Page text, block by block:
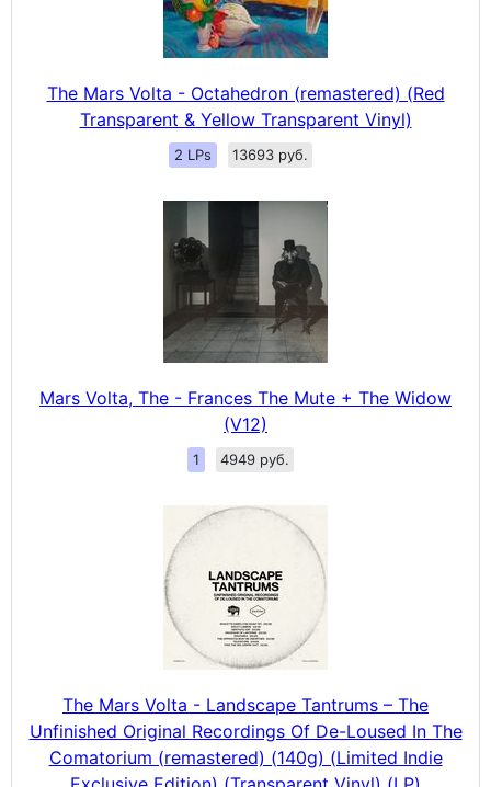
The Mars Volta - Octahedron (remastered) (Red
Transparent & Yellow Transparent Vinyl)
2 LPs 13693 руб.
Mars Volta, The - Frances The Mute + The Widow
(V12)
1 4949 руб.
The Mars Volta - Landscape Tantrums – The
Unfinished Original Recordings Of De-Loused In The
Comatorium (remastered) (140g) (Limited Indie